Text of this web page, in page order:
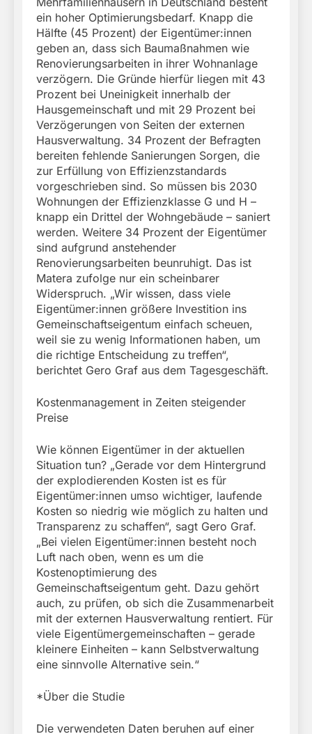
ein hoher Optimierungsbedarf. Knapp die
Hälfte (45 Prozent) der Eigentümer:innen
geben an, dass sich Baumaßnahmen wie
Renovierungsarbeiten in ihrer Wohnanlage
verzögern. Die Gründe hierfür liegen mit 43
Prozent bei Uneinigkeit innerhalb der
Hausgemeinschaft und mit 29 Prozent bei
Verzögerungen von Seiten der externen
Hausverwaltung. 34 Prozent der Befragten
bereiten fehlende Sanierungen Sorgen, die
zur Erfüllung von Effizienzstandards
vorgeschrieben sind. So müssen bis 2030
Wohnungen der Effizienzklasse G und H –
knapp ein Drittel der Wohngebäude – saniert
werden. Weitere 34 Prozent der Eigentümer
sind aufgrund anstehender
Renovierungsarbeiten beunruhigt. Das ist
Matera zufolge nur ein scheinbarer
Widerspruch. „Wir wissen, dass viele
Eigentümer:innen größere Investition ins
Gemeinschaftseigentum einfach scheuen,
weil sie zu wenig Informationen haben, um
die richtige Entscheidung zu treffen“,
berichtet Gero Graf aus dem Tagesgeschäft.
Kostenmanagement in Zeiten steigender
Preise
Wie können Eigentümer in der aktuellen
Situation tun? „Gerade vor dem Hintergrund
der explodierenden Kosten ist es für
Eigentümer:innen umso wichtiger, laufende
Kosten so niedrig wie möglich zu halten und
Transparenz zu schaffen“, sagt Gero Graf.
„Bei vielen Eigentümer:innen besteht noch
Luft nach oben, wenn es um die
Kostenoptimierung des
Gemeinschaftseigentum geht. Dazu gehört
auch, zu prüfen, ob sich die Zusammenarbeit
mit der externen Hausverwaltung rentiert. Für
viele Eigentümergemeinschaften – gerade
kleinere Einheiten – kann Selbstverwaltung
eine sinnvolle Alternative sein.“
*Über die Studie
Die verwendeten Daten beruhen auf einer